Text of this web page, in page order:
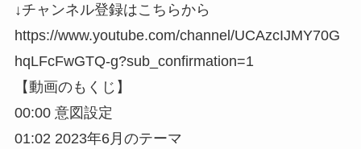
↓チャンネル登録はこちらから
https://www.youtube.com/channel/UCAzcIJMY70G
hqLFcFwGTQ-g?sub_confirmation=1
【動画のもくじ】
00:00 意図設定
01:02 2023年6月のテーマ